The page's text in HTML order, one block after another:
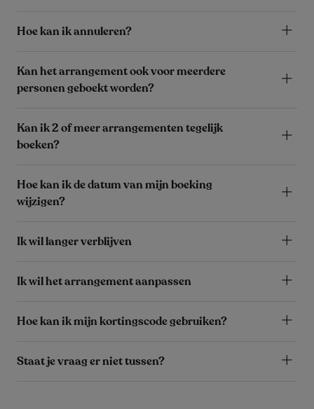
Hoe kan ik annuleren?
Kan het arrangement ook voor meerdere
personen geboekt worden?
Kan ik 2 of meer arrangementen tegelijk
boeken?
Hoe kan ik de datum van mijn boeking
wijzigen?
Ik wil langer verblijven
Ik wil het arrangement aanpassen
Hoe kan ik mijn kortingscode gebruiken?
Staat je vraag er niet tussen?